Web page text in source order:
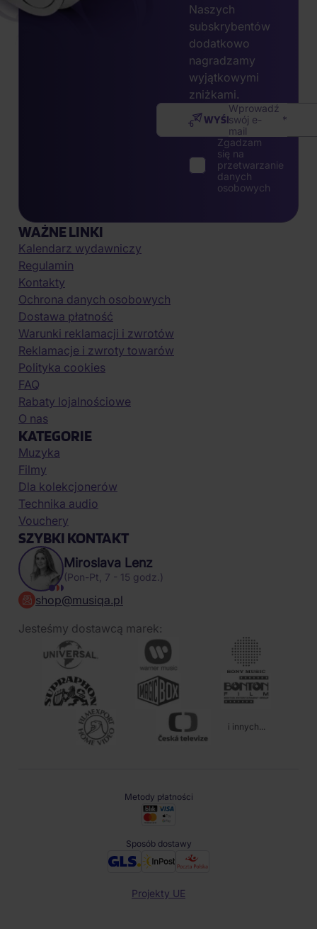
Naszych
subskrybentów
dodatkowo
nagradzamy
wyjątkowymi
zniżkami.
Wprowadź
swój e-
mail
WYŚLIJ
Zgadzam
się na
przetwarzanie
danych
osobowych
WAŻNE LINKI
Kalendarz wydawniczy
Regulamin
Kontakty
Ochrona danych osobowych
Dostawa płatność
Warunki reklamacji i zwrotów
Reklamacje i zwroty towarów
Polityka cookies
FAQ
Rabaty lojalnościowe
O nas
KATEGORIE
Muzyka
Filmy
Dla kolekcjonerów
Technika audio
Vouchery
SZYBKI KONTAKT
Miroslava Lenz
(Pon-Pt, 7 - 15 godz.)
shop@musiqa.pl
Jesteśmy dostawcą marek:
i innych...
Metody płatności
Sposób dostawy
Projekty UE